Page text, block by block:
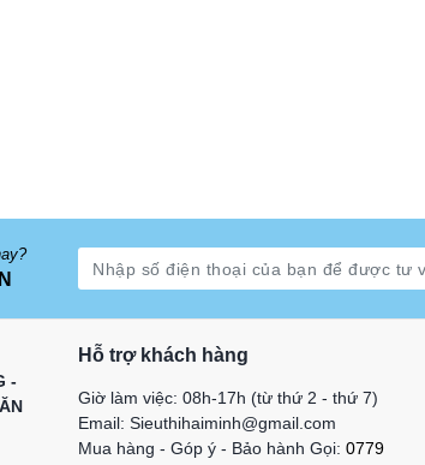
-
Hỗ trợ khách hàng
Giờ làm việc: 08h-17h (từ thứ 2 - thứ 7)
Email: Sieuthihaiminh@gmail.com
Mua hàng - Góp ý - Bảo hành Gọi: 0779